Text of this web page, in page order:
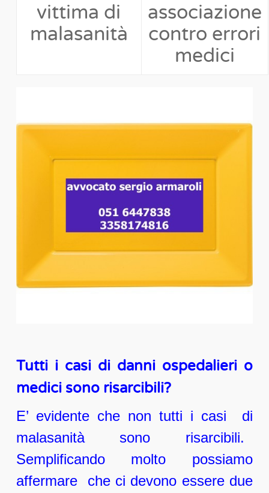
vittima di
malasanità
associazione
contro errori
medici
Tutti i casi di danni ospedalieri o
medici sono risarcibili?
E’ evidente che non tutti i casi di
malasanità sono risarcibili.
Semplificando molto possiamo
affermare che ci devono essere due